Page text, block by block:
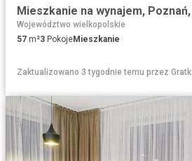
Mieszkanie na wynajem,
Województwo wielkopolskie
57 m²3 PokojeMieszkanie
Zaktualizowano 3 tygodnie temu przez